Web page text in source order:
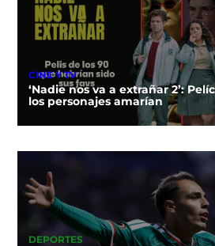
CINE Y TV
‘Nadie nos va a extrañar 2’:
los personajes amarían
DEPORTES